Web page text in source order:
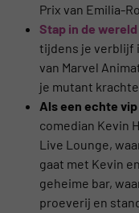
Prix van Emilia-
Stap in de wereld
tijdens je verblijf
van Marvel
je mutant
Als een echte
comedian Kevin
Live Lounge,
gaat met Kevin
geheime bar,
proeverij en